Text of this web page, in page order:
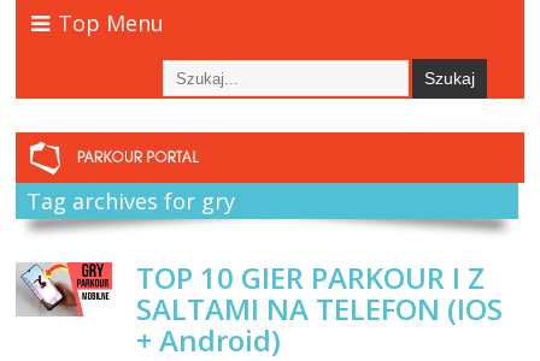
Top Menu
Tag archives for gry
TOP 10 GIER PARKOUR I Z
SALTAMI NA TELEFON (IOS
+ Android)